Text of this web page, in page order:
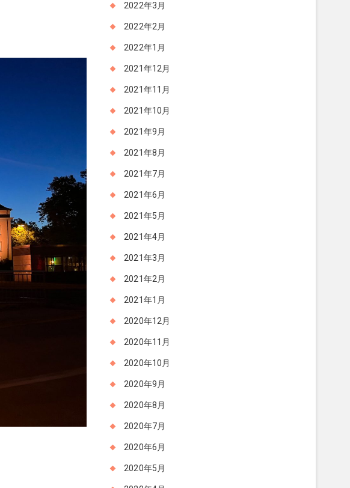
2022年3月
2022年2月
2022年1月
2021年12月
2021年11月
2021年10月
2021年9月
2021年8月
2021年7月
2021年6月
2021年5月
2021年4月
2021年3月
2021年2月
2021年1月
2020年12月
2020年11月
2020年10月
2020年9月
2020年8月
2020年7月
2020年6月
2020年5月